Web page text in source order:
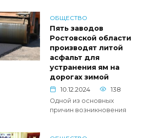
ОБЩЕСТВО
Пять заводов
Ростовской области
производят литой
асфальт для
устранения ям на
дорогах зимой
10.12.2024
138
Одной из основных
причин возникновения